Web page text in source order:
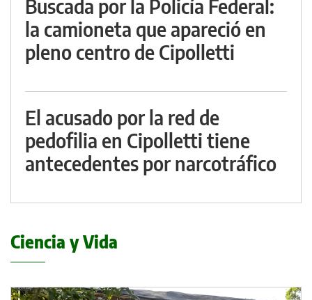
Buscada por la Policía Federal:
la camioneta que apareció en
pleno centro de Cipolletti
El acusado por la red de
pedofilia en Cipolletti tiene
antecedentes por narcotráfico
Ciencia y Vida